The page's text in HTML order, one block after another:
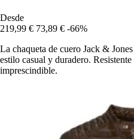
Desde
219,99 € 73,89 € -66%
La chaqueta de cuero Jack &
estilo casual y duradero.
imprescindible.